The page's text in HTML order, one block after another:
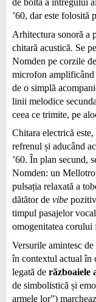
de boltă a întregului
’60, dar este folosită
Arhitectura sonoră a
chitară acustică. Se
Nomden pe corzile
microfon amplificând
de o simplă
linii melodice
ceea ce trimite, pe
Chitara electrică
refrenul și aducând
’60. În plan secund,
Nomden: un
pulsația relaxată a
dătător de vibe
timpul pasajelor
omogenitatea corului
Versurile amintesc
în contextul actual în
legată de războaiele
de simbolistică și
armele lor”)